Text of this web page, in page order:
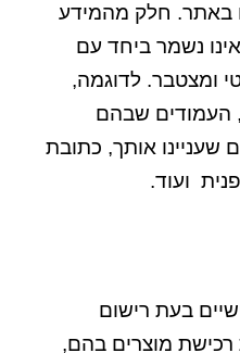
באתר. חלק מהמידע
נשמר ביחד עם
ומצטבר. לדוגמה,
העמודים שבהם
שעניינו אותך, כתובת
בעת רישום
מוצרים בהם,